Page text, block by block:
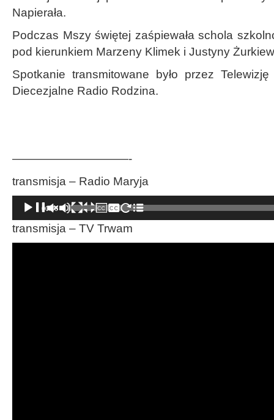
Napierała.
Podczas Mszy świętej zaśpiewała schola
pod kierunkiem Marzeny Klimek i Justyny
Spotkanie transmitowane było przez
Diecezjalne Radio Rodzina.
——————————-
transmisja – Radio Maryja
Odtwarzacz
plików
dźwiękowych
00:00
transmisja – TV Trwam